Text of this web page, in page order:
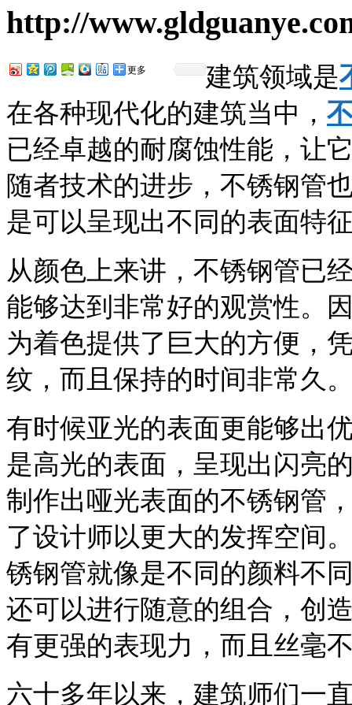
http://
更多 建筑领域是
在各种现代化的建筑当中，
已经卓越的耐腐蚀性能，让
随者技术的进步，不锈钢管
是可以呈现出不同的表面特
从颜色上来讲，不锈钢管已
能够达到非常好的观赏性。
为着色提供了巨大的方便，
纹，而且保持的时间非常久
有时候亚光的表面更能够出
是高光的表面，呈现出闪亮
制作出哑光表面的不锈钢管
了设计师以更大的发挥空间
锈钢管就像是不同的颜料不
还可以进行随意的组合，创
有更强的表现力，而且丝毫
六十多年以来，建筑师们一